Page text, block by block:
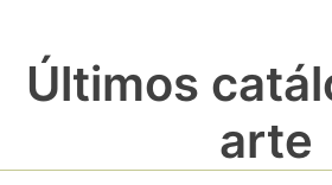
Últimos
arte